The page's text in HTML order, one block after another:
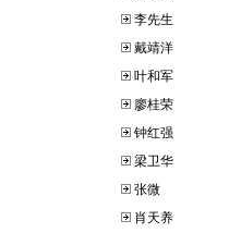
李先生
戴靖洋
叶和军
廖桂荣
钟红强
梁卫华
张微
肖天养